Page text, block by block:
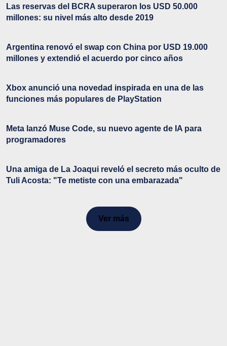
Las reservas del BCRA superaron los USD 50.000
millones: su nivel más alto desde 2019
Argentina renovó el swap con China por USD 19.000
millones y extendió el acuerdo por cinco años
Xbox anunció una novedad inspirada en una de las
funciones más populares de PlayStation
Meta lanzó Muse Code, su nuevo agente de IA para
programadores
Una amiga de La Joaqui reveló el secreto más oculto de
Tuli Acosta: "Te metiste con una embarazada"
Ver más